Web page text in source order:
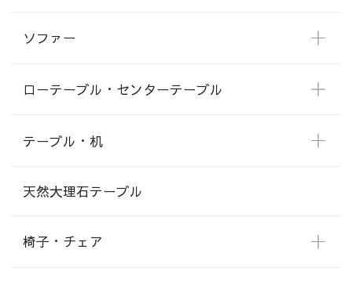
ソファー
ローテーブル・センターテーブル
テーブル・机
天然大理石テーブル
椅子・チェア